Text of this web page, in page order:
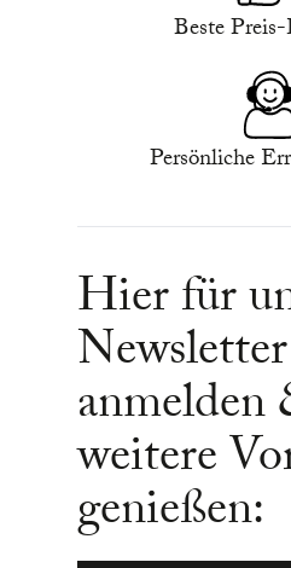
Beste
Persönliche
Hier für
Newsletter
weitere
genießen: